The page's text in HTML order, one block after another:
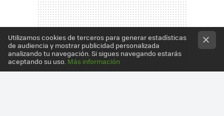
Utilizamos cookies de terceros para generar estadísticas
de audiencia y mostrar publicidad personalizada
analizando tu navegación. Si sigues navegando estarás
aceptando su uso. Más información